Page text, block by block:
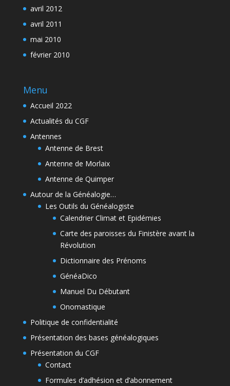
avril 2012
avril 2011
mai 2010
février 2010
Menu
Accueil 2022
Actualités du CGF
Antennes
Antenne de Brest
Antenne de Morlaix
Antenne de Quimper
Autour de la Généalogie…
Les Outils du Généalogiste
Calendrier Climat et Epidémies
Carte des paroisses du Finistère avant la
Révolution
Dictionnaire des Prénoms
GénéaDico
Manuel Du Débutant
Onomastique
Politique de confidentialité
Présentation des bases généalogiques
Présentation du CGF
Contact
Formules d’adhésion et d’abonnement